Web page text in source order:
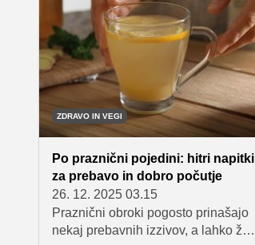
najbolj priljubljenih možnosti je
skleda grškega jogurta s sadjem in
oreščki, ki telesu zagotovi
beljakovine, vlaknine in zdrave
maščobe.
ZDRAVO IN VEGI
Po praznični pojedini: hitri napitki
za prebavo in dobro počutje
26. 12. 2025 03.15
Praznični obroki pogosto prinašajo
nekaj prebavnih izzivov, a lahko že